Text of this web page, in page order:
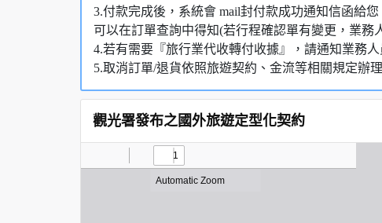
3.付款完成後，系統會 mail封付款成功通知信函給
可以在訂單查詢中得知(若行程確認單有變更，業務
4.若有需要『旅行業代收轉付收據』，請通知業務
5.取消訂單/退貨依照旅遊契約、金流等相關規定辦理
觀光署發布之國外旅遊定型化契約